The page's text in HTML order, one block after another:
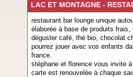
LAC ET MONTAGNE -
restaurant bar lounge unique
élaborée à base de produits
déguster café, thé bio, chocolat
pourrez jouer avec vos enfants
france.
stéphane et florence vous invite
carte est renouvelée à chaque